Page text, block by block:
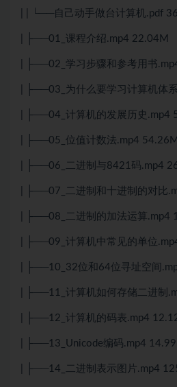
| | └──自己动手做台计算机.pdf
| ├──01_课程介绍.mp4 22.04M
| ├──02_学习步骤和参考用书
| ├──03_为什么要学习计算机体
| ├──04_计算机的发展历史.mp4
| ├──05_位值计数法.mp4 54.26M
| ├──06_二进制与8421码.mp4
| ├──07_二进制和十进制的对比
| ├──08_二进制的加法运算.mp4
| ├──09_计算机中常见的单位
| ├──10_32位和64位寻址空间
| ├──11_计算机如何存储二进制
| ├──12_计算机的码表.mp4
| ├──13_Unicode编码.mp4
| ├──14_二进制表示图片.mp4